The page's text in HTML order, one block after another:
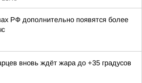
РФ дополнительно появятся более
вновь ждёт жара до +35 градусов